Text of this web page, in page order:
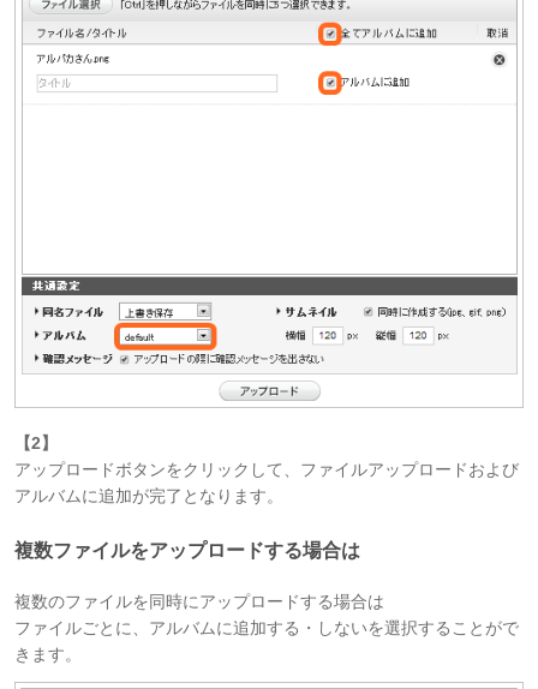
【2】
アップロードボタンをクリックして、ファイルアップロードおよび
アルバムに追加が完了となります。
複数ファイルをアップロードする場合は
複数のファイルを同時にアップロードする場合は
ファイルごとに、アルバムに追加する・しないを選択することがで
きます。